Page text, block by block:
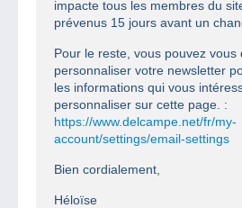
impacte tous les membres du
prévenus 15 jours avant un
Pour le reste, vous pouvez vous
personnaliser votre newsletter
les informations qui vous
personnaliser sur cette page. :
https://www.delcampe.net/fr/my-
account/settings/email-settings
Bien cordialement,
Héloïse